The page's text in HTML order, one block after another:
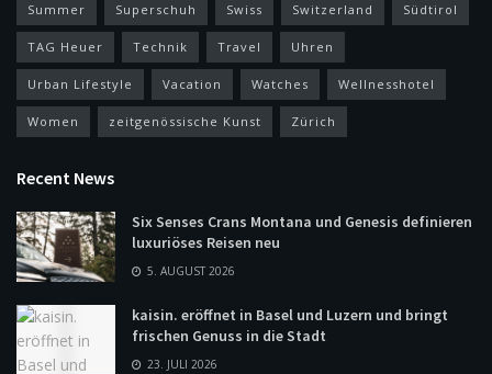
Summer Superschuh Swiss Switzerland Südtirol
TAG Heuer Technik Travel Uhren
Urban Lifestyle Vacation Watches Wellnesshotel
Women zeitgenössische Kunst Zürich
Recent News
Six Senses Crans Montana und Genesis definieren
luxuriöses Reisen neu
5. AUGUST 2026
kaisin. eröffnet in Basel und Luzern und bringt
frischen Genuss in die Stadt
23. JULI 2026